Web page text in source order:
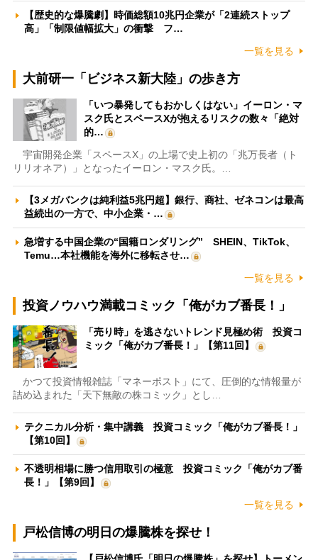
【歴史的な爆騰劇】時価総額10兆円企業が「2連続ストップ
高」「制限値幅拡大」の衝撃 フ…
一覧を見る
大前研一「ビジネス新大陸」の歩き方
「いつ暴発してもおかしくはない」イーロン・マ
スク氏とスペースXが抱えるリスクの数々「絶対
的…
宇宙開発企業「スペースX」の上場で史上初の「兆万長者（ト
リリオネア）」となったイーロン・マスク氏。…
【3メガバンクは純利益5兆円超】銀行、商社、ゼネコンは最高
益続出の一方で、中小企業・…
急増する中国企業の“国籍ロンダリング” SHEIN、TikTok、
Temu…本社機能を海外に移転させ…
一覧を見る
投資ノウハウ満載コミック「俺がカブ番長！」
「売り時」を逃さないトレンド見極め術 投資コ
ミック「俺がカブ番長！」【第11回】
かつて投資情報雑誌「マネーポスト」にて、圧倒的な情報量が
詰め込まれた「天下無敵の株コミック」とし…
テクニカル分析・集中講義 投資コミック「俺がカブ番長！」
【第10回】
不透明相場に勝つ信用取引の極意 投資コミック「俺がカブ番
長！」【第9回】
一覧を見る
戸松信博の明日の爆騰株を探せ！